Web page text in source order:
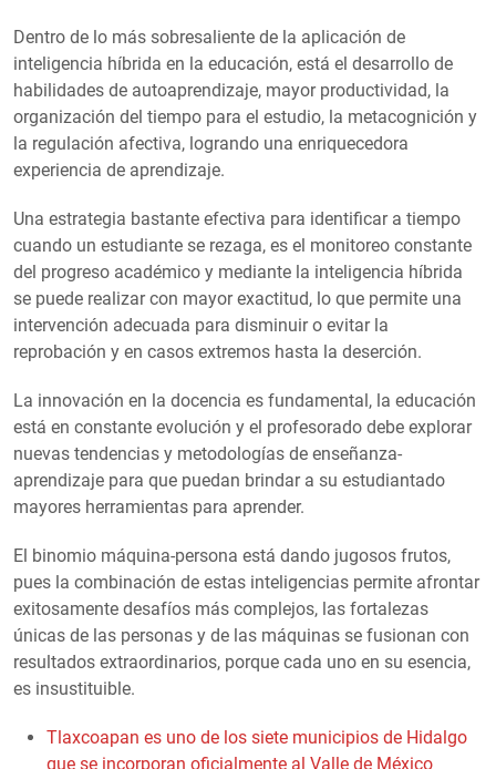
Dentro de lo más sobresaliente de la aplicación de
inteligencia híbrida en la educación, está el desarrollo de
habilidades de autoaprendizaje, mayor productividad, la
organización del tiempo para el estudio, la metacognición y
la regulación afectiva, logrando una enriquecedora
experiencia de aprendizaje.
Una estrategia bastante efectiva para identificar a tiempo
cuando un estudiante se rezaga, es el monitoreo constante
del progreso académico y mediante la inteligencia híbrida
se puede realizar con mayor exactitud, lo que permite una
intervención adecuada para disminuir o evitar la
reprobación y en casos extremos hasta la deserción.
La innovación en la docencia es fundamental, la educación
está en constante evolución y el profesorado debe explorar
nuevas tendencias y metodologías de enseñanza-
aprendizaje para que puedan brindar a su estudiantado
mayores herramientas para aprender.
El binomio máquina-persona está dando jugosos frutos,
pues la combinación de estas inteligencias permite afrontar
exitosamente desafíos más complejos, las fortalezas
únicas de las personas y de las máquinas se fusionan con
resultados extraordinarios, porque cada uno en su esencia,
es insustituible.
Tlaxcoapan es uno de los siete municipios de Hidalgo
que se incorporan oficialmente al Valle de México